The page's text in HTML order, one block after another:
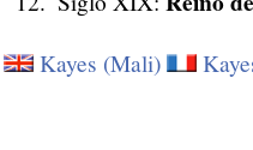
Kayes (Mali)